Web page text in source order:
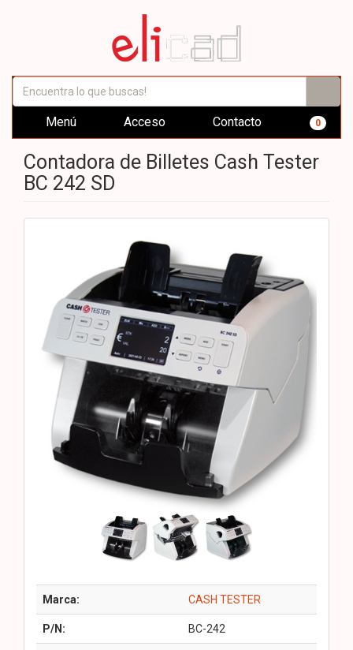
Menú Acceso Contacto 0
Contadora de Billetes Cash Tester
BC 242 SD
Marca: CASH TESTER
P/N: BC-242